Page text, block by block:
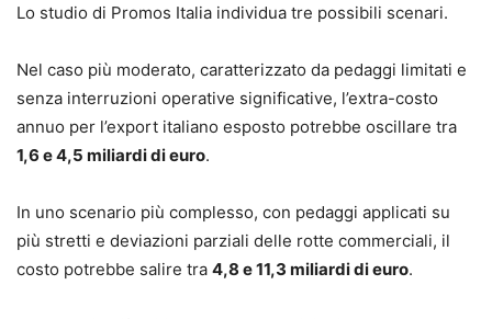
Lo studio di Promos Italia individua tre possibili scenari.
Nel caso più moderato, caratterizzato da pedaggi limitati e
senza interruzioni operative significative, l’extra-costo
annuo per l’export italiano esposto potrebbe oscillare tra
1,6 e 4,5 miliardi di euro.
In uno scenario più complesso, con pedaggi applicati su
più stretti e deviazioni parziali delle rotte commerciali, il
costo potrebbe salire tra 4,8 e 11,3 miliardi di euro.